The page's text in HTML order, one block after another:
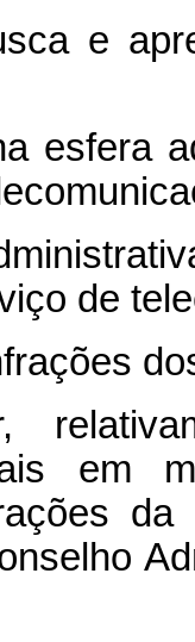
e
esfera
de
em